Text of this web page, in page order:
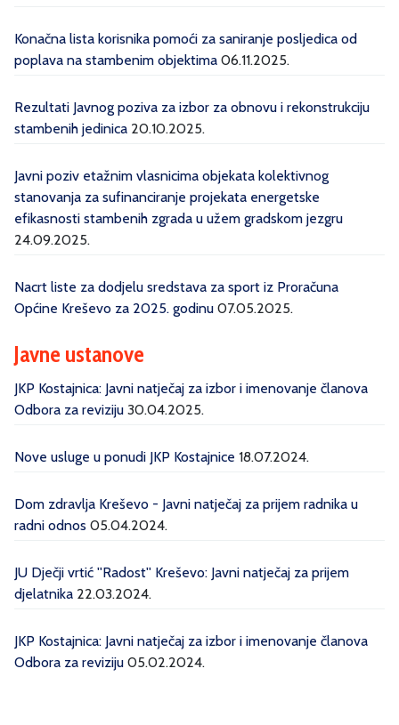
Konačna lista korisnika pomoći za saniranje posljedica od
poplava na stambenim objektima 06.11.2025.
Rezultati Javnog poziva za izbor za obnovu i rekonstrukciju
stambenih jedinica 20.10.2025.
Javni poziv etažnim vlasnicima objekata kolektivnog
stanovanja za sufinanciranje projekata energetske
efikasnosti stambenih zgrada u užem gradskom jezgru
24.09.2025.
Nacrt liste za dodjelu sredstava za sport iz Proračuna
Općine Kreševo za 2025. godinu 07.05.2025.
Javne ustanove
JKP Kostajnica: Javni natječaj za izbor i imenovanje članova
Odbora za reviziju 30.04.2025.
Nove usluge u ponudi JKP Kostajnice 18.07.2024.
Dom zdravlja Kreševo - Javni natječaj za prijem radnika u
radni odnos 05.04.2024.
JU Dječji vrtić ''Radost'' Kreševo: Javni natječaj za prijem
djelatnika 22.03.2024.
JKP Kostajnica: Javni natječaj za izbor i imenovanje članova
Odbora za reviziju 05.02.2024.